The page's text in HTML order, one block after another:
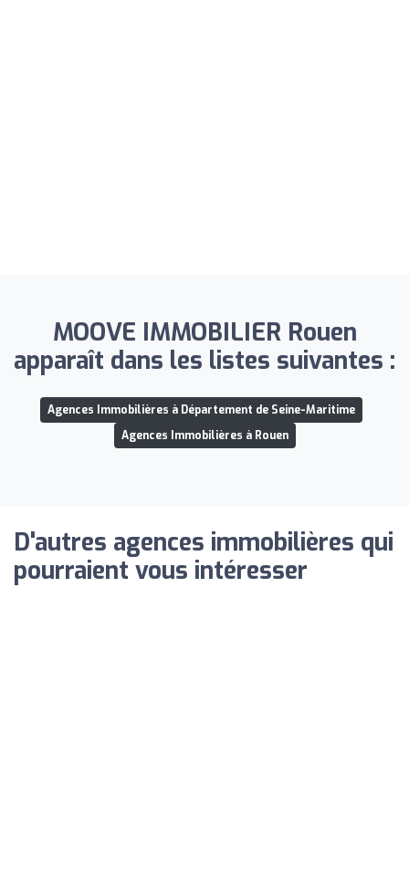
MOOVE IMMOBILIER Rouen
apparaît dans les listes suivantes :
Agences Immobilières à Département de Seine-Maritime
Agences Immobilières à Rouen
D'autres agences immobilières qui
pourraient vous intéresser